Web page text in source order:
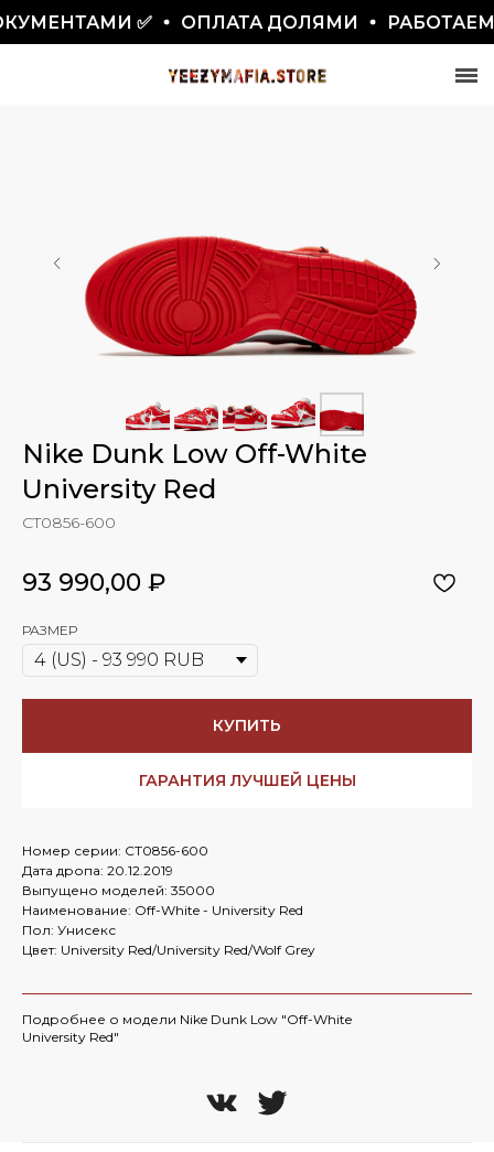
✅ ОПЛАТА ДОЛЯМИ РАБОТАЕМ С
СКИДКА 7777₽ПО ПРОМОКОДУ BLACKFRIDAY
Nike Dunk Low Off-White
University Red
CT0856-600
93 990,00 ₽
РАЗМЕР
КУПИТЬ
ГАРАНТИЯ ЛУЧШЕЙ ЦЕНЫ
Номер серии: CT0856-600
Дата дропа: 20.12.2019
Выпущено моделей: 35000
Наименование: Off-White - University Red
Пол: Унисекс
Цвет: University Red/University Red/Wolf Grey
Подробнее о модели Nike Dunk Low "Off-White
University Red"